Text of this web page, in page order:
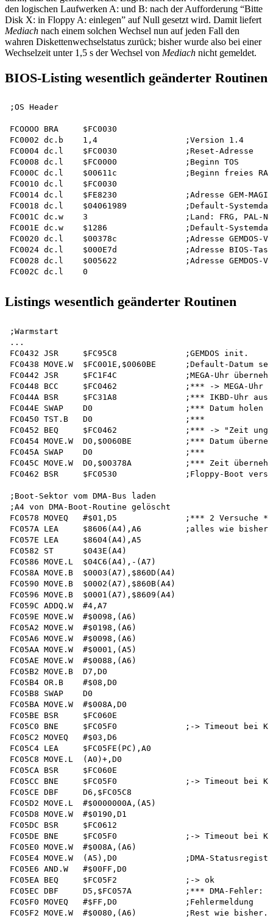
den logischen Laufwerken A: und B: nach der Aufforderung “Bitte
Disk X: in Floppy A: einlegen” auf Null gesetzt wird. Damit liefert
Mediach nach einem solchen Wechsel nun auf jeden Fall den
wahren Diskettenwechselstatus zurück; bisher wurde also bei einer
Wechselzeit unter 1,5 s der Wechsel von Mediach nicht gemeldet.
BIOS-Listing wesentlich geänderter Routinen
;OS Header
FCOOOO BRA     $FC0030
FC0002 dc.b    1,4                  ;Version 1.4
FC0004 dc.l    $FC0030              ;Reset-Adresse
FC0008 dc.l    $FC0000              ;Beginn TOS
FC000C dc.l    $00611c              ;Beginn freies RAM
FC0010 dc.l    $FC0030
FC0014 dc.l    $FE8230              ;Adresse GEM-MAGIC
FC0018 dc.l    $04061989            ;Default-
FC001C dc.w    3                    ;Land: FRG, PAL-
FC001E dc.w    $1286                ;Default-Systemdatum
FC0020 dc.l    $00378c              ;Adresse
FC0024 dc.l    $000E7d              ;Adresse BIOS-
FC0028 dc.l    $005622              ;Adresse GEMDOS-
Listings wesentlich geänderter Routinen
;Warmstart
...
FC0432 JSR     $FC95C8              ;GEMDOS init.
FC0438 MOVE.W  $FC001E,$0060BE      ;Default-Datum
FC0442 JSR     $FC1F4C              ;MEGA-Uhr
FC0448 BCC     $FC0462              ;*** -> MEGA-
FC044A BSR     $FC31A8              ;*** IKBD-Uhr
FC044E SWAP    D0                   ;*** Datum
FC0450 TST.B   D0                   ;***
FC0452 BEQ     $FC0462              ;*** -> "Zeit
FC0454 MOVE.W  D0,$0060BE           ;*** Datum
FC045A SWAP    D0                   ;***
FC045C MOVE.W  D0,$00378A           ;*** Zeit
FC0462 BSR     $FC0530              ;Floppy-Boot
;Boot-Sektor vom DMA-Bus laden
;A4 von DMA-Boot-Routine gelöscht
FC0578 MOVEQ   #$01,D5              ;*** 2 Versuche
FC057A LEA     $8606(A4),A6         ;alles wie
FC057E LEA     $8604(A4),A5
FC0582 ST      $043E(A4)
FC0586 MOVE.L  $04C6(A4),-(A7)
FCO58A MOVE.B  $0003(A7),$860D(A4)
FC0590 MOVE.B  $0002(A7),$860B(A4)
FC0596 MOVE.B  $0001(A7),$8609(A4)
FC059C ADDQ.W  #4,A7
FC059E MOVE.W  #$0098,(A6)
FC05A2 MOVE.W  #$0198,(A6)
FC05A6 MOVE.W  #$0098,(A6)
FC05AA MOVE.W  #$0001,(A5)
FC05AE MOVE.W  #$0088,(A6)
FC05B2 MOVE.B  D7,D0
FC05B4 OR.B    #$08,D0
FC05B8 SWAP    D0
FC05BA MOVE.W  #$008A,D0
FC05BE BSR     $FC060E
FC05C0 BNE     $FC05F0              ;-> Timeout bei
FC05C2 MOVEQ   #$03,D6
FC05C4 LEA     $FC05FE(PC),A0
FC05C8 MOVE.L  (A0)+,D0
FC05CA BSR     $FC060E
FC05CC BNE     $FC05F0              ;-> Timeout bei
FC05CE DBF     D6,$FC05C8
FC05D2 MOVE.L  #$0000000A,(A5)
FC05D8 MOVE.W  #$0190,D1
FC05DC BSR     $FC0612
FC05DE BNE     $FC05F0              ;-> Timeout bei
FC05E0 MOVE.W  #$008A,(A6)
FC05E4 MOVE.W  (A5),D0              ;DMA-
FC05E6 AND.W   #$00FF,D0
FC05EA BEQ     $FC05F2              ;-> ok
FC05EC DBF     D5,$FC057A           ;*** DMA-Fehler:
FC05F0 MOVEQ   #$FF,D0              ;Fehlermeldung
FC05F2 MOVE.W  #$0080,(A6)          ;Rest wie